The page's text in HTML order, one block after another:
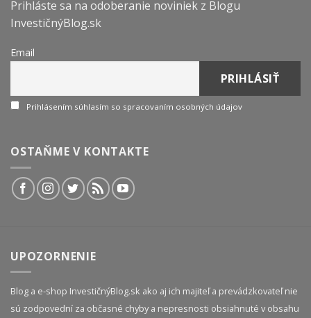
Prihláste sa na odoberanie noviniek z Blogu
InvestičnýBlog.sk
Email
Prihlásením súhlasím so spracovaním osobných údajov
OSTAŇME V KONTAKTE
UPOZORNENIE
Blog a e-shop InvestičnýBlog.sk ako aj ich majiteľ a prevádzkovateľ nie
sú zodpovední za občasné chyby a nepresnosti obsiahnuté v obsahu